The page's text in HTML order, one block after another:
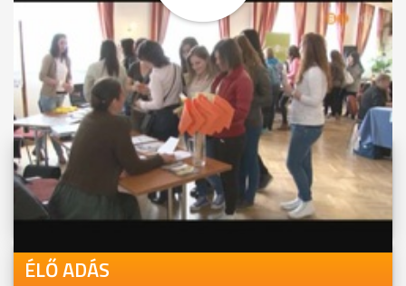
MEGOSZTÁS
Videóink megtekinthetőek
Youtube-csatornánkon is!
ÉLŐ ADÁS